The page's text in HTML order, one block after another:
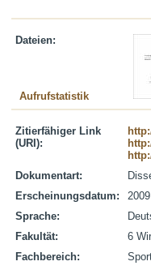
Dateien:
Aufrufstatistik
Zitierfähiger Link
(URI):
Dokumentart:
Erscheinungsdatum:
2009
Sprache:
Fakultät:
6
Fachbereich: